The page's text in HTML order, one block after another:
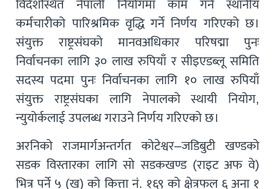
विदेशस्थित नेपाली नियोगमा काम गर्ने स्थानीय
कर्मचारीको पारिश्रमिक वृद्धि गर्ने निर्णय गरिएको छ।
संयुक्त राष्ट्रसंघको मानवअधिकार परिषद्मा पुनः
निर्वाचनका लागि ३० लाख रुपियाँ र सीइएडब्लू समिति
सदस्य पदमा पुनः निर्वाचनका लागि १० लाख रुपियाँ
संयुक्त राष्ट्रसंघका लागि नेपालको स्थायी नियोग,
न्युयोर्कलाई उपलब्ध गराउने निर्णय गरिएको छ।
अरनिको राजमार्गअन्तर्गत कोटेश्वर–जडिबुटी खण्डको
सडक विस्तारका लागि सो सडकखण्ड (राइट अफ वे)
भित्र पर्ने ५ (ख) को कित्ता नं. १६९ को क्षेत्रफल ६ अना १